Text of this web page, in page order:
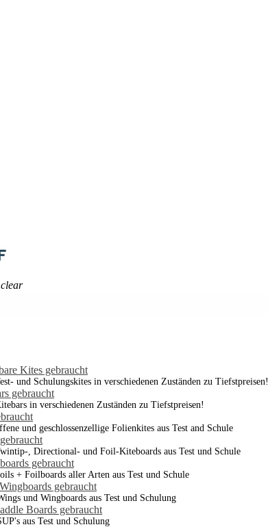
clear
Kites gebraucht
und Schulungskites in verschiedenen Zuständen zu Tiefstpreisen!
gebraucht
in verschiedenen Zuständen zu Tiefstpreisen!
und geschlossenzellige Folienkites aus Test and Schule
, Directional- und Foil-Kiteboards aus Test und Schule
gebraucht
+ Foilboards aller Arten aus Test und Schule
gebraucht
und Wingboards aus Test und Schulung
Boards gebraucht
aus Test und Schulung